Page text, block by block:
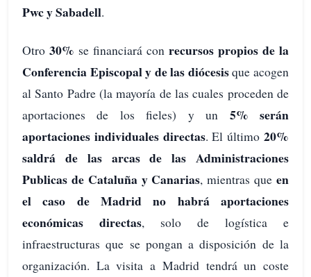
Pwc y Sabadell.
Otro 30% se financiará con recursos propios de la
Conferencia Episcopal y de las diócesisque acogen
al Santo Padre (la mayoría de las cuales proceden de
aportaciones de los fieles) y un 5% serán
aportaciones individuales directas. El último20%
saldrá de las arcas de las Administraciones
Publicas de Cataluña y Canarias, mientras queen
el caso de Madrid no habrá aportaciones
económicas directas, solo de logística e
infraestructuras que se pongan a disposición de la
organización. La visita a Madrid tendrá un coste